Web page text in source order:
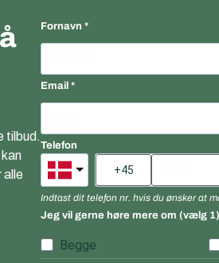
tilbud.
alle
Fornavn
Email
Telefon
Indtast dit telefon nr. hvis du ønsker at
Jeg vil gerne høre mere om (vælg 1)
Begge